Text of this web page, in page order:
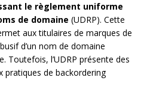
le règlement uniforme
de domaine (UDRP). Cette
aux titulaires de marques de
d’un nom de domaine
Toutefois, l’UDRP présente des
pratiques de backordering